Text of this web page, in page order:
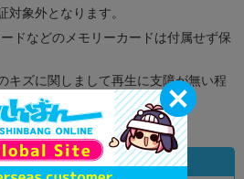
対象外となります。
ドなどのメモリーカードは付属せず保
キズに関しまして再生に支障が無い程
います。
違いの同一商品